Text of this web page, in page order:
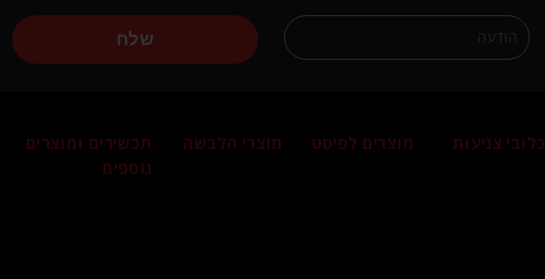
שלח
כלובי צניעות מוצרים לפיסט מוצרי הלבשה
תכשירים ומוצרים
נוספים